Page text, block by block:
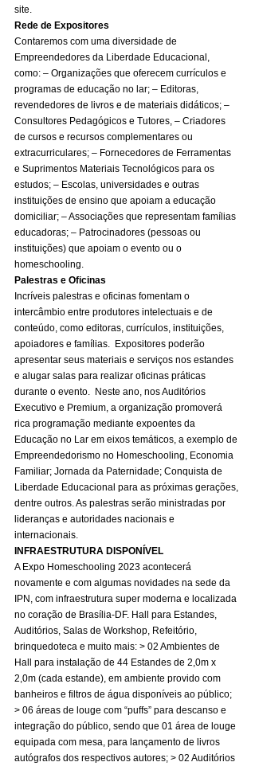
site.
Rede de Expositores
Contaremos com uma diversidade de
Empreendedores da Liberdade Educacional,
como: – Organizações que oferecem currículos e
programas de educação no lar; – Editoras,
revendedores de livros e de materiais didáticos; –
Consultores Pedagógicos e Tutores, – Criadores
de cursos e recursos complementares ou
extracurriculares; – Fornecedores de Ferramentas
e Suprimentos Materiais Tecnológicos para os
estudos; – Escolas, universidades e outras
instituições de ensino que apoiam a educação
domiciliar; – Associações que representam famílias
educadoras; – Patrocinadores (pessoas ou
instituições) que apoiam o evento ou o
homeschooling.
Palestras e Oficinas
Incríveis palestras e oficinas fomentam o
intercâmbio entre produtores intelectuais e de
conteúdo, como editoras, currículos, instituições,
apoiadores e famílias.  Expositores poderão
apresentar seus materiais e serviços nos estandes
e alugar salas para realizar oficinas práticas
durante o evento.  Neste ano, nos Auditórios
Executivo e Premium, a organização promoverá
rica programação mediante expoentes da
Educação no Lar em eixos temáticos, a exemplo de
Empreendedorismo no Homeschooling, Economia
Familiar; Jornada da Paternidade; Conquista de
Liberdade Educacional para as próximas gerações,
dentre outros. As palestras serão ministradas por
lideranças e autoridades nacionais e
internacionais.
INFRAESTRUTURA DISPONÍVEL
A Expo Homeschooling 2023 acontecerá
novamente e com algumas novidades na sede da
IPN, com infraestrutura super moderna e localizada
no coração de Brasília-DF. Hall para Estandes,
Auditórios, Salas de Workshop, Refeitório,
brinquedoteca e muito mais: > 02 Ambientes de
Hall para instalação de 44 Estandes de 2,0m x
2,0m (cada estande), em ambiente provido com
banheiros e filtros de água disponíveis ao público;
> 06 áreas de louge com “puffs” para descanso e
integração do público, sendo que 01 área de louge
equipada com mesa, para lançamento de livros
autógrafos dos respectivos autores; > 02 Auditórios